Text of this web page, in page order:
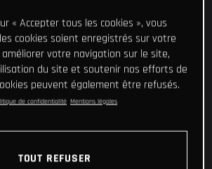
« Accepter tous les cookies », vous
cookies soient enregistrés sur votre
votre navigation sur le site,
du site et soutenir nos efforts de
peuvent également être refusés.
de confidentialité Mentions légales
TOUT REFUSER